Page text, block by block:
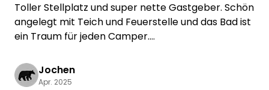
Toller Stellplatz und super nette Gastgeber. Schön
angelegt mit Teich und Feuerstelle und das Bad ist
ein Traum für jeden Camper.
Jochen
Apr. 2025